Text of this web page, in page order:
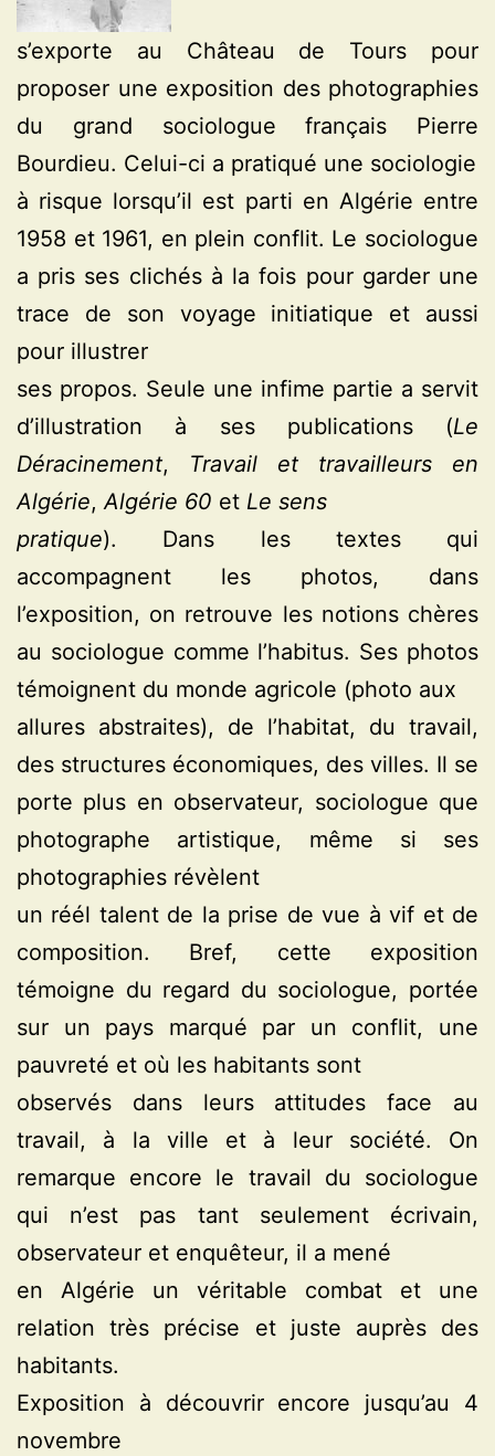
s’exporte au Château de Tours pour
proposer une exposition des photographies
du grand sociologue français Pierre
Bourdieu. Celui-ci a pratiqué une sociologie
à risque lorsqu’il est parti en Algérie entre
1958 et 1961, en plein conflit. Le sociologue
a pris ses clichés à la fois pour garder une
trace de son voyage initiatique et aussi
pour illustrer
ses propos. Seule une infime partie a servit
d’illustration à ses publications (Le
Déracinement, Travail et travailleurs en
Algérie,Algérie 60 et Le sens
pratique). Dans les textes qui
accompagnent les photos, dans
l’exposition, on retrouve les notions chères
au sociologue comme l’habitus. Ses photos
témoignent du monde agricole (photo aux
allures abstraites), de l’habitat, du travail,
des structures économiques, des villes. Il se
porte plus en observateur, sociologue que
photographe artistique, même si ses
photographies révèlent
un réél talent de la prise de vue à vif et de
composition. Bref, cette exposition
témoigne du regard du sociologue, portée
sur un pays marqué par un conflit, une
pauvreté et où les habitants sont
observés dans leurs attitudes face au
travail, à la ville et à leur société. On
remarque encore le travail du sociologue
qui n’est pas tant seulement écrivain,
observateur et enquêteur, il a mené
en Algérie un véritable combat et une
relation très précise et juste auprès des
habitants.
Exposition à découvrir encore jusqu’au 4
novembre